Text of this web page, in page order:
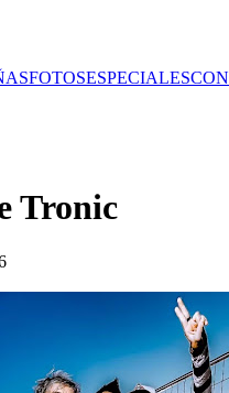
FOTOSESPECIALES
Tronic